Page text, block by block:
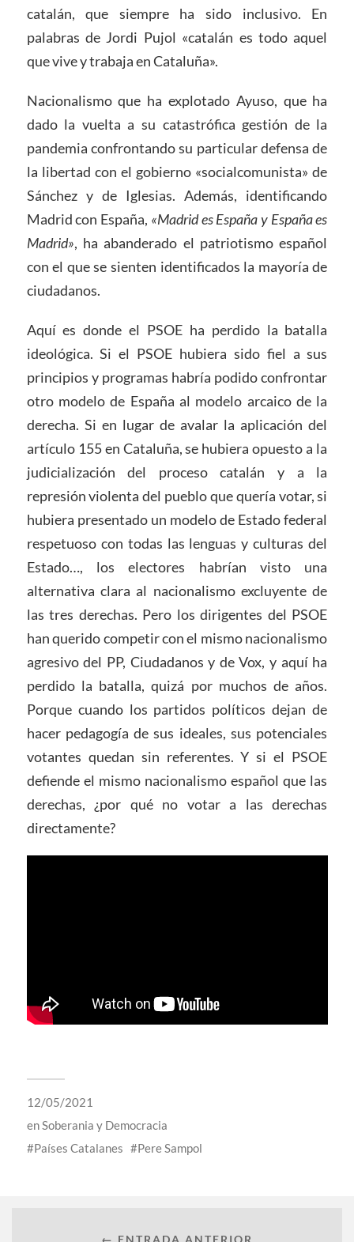
catalán, que siempre ha sido inclusivo. En
palabras de Jordi Pujol «catalán es todo aquel
que vive y trabaja en Cataluña».
Nacionalismo que ha explotado Ayuso, que ha
dado la vuelta a su catastrófica gestión de la
pandemia confrontando su particular defensa de
la libertad con el gobierno «socialcomunista» de
Sánchez y de Iglesias. Además, identificando
Madrid con España, «Madrid es España y España es
Madrid», ha abanderado el patriotismo español
con el que se sienten identificados la mayoría de
ciudadanos.
Aquí es donde el PSOE ha perdido la batalla
ideológica. Si el PSOE hubiera sido fiel a sus
principios y programas habría podido confrontar
otro modelo de España al modelo arcaico de la
derecha. Si en lugar de avalar la aplicación del
artículo 155 en Cataluña, se hubiera opuesto a la
judicialización del proceso catalán y a la
represión violenta del pueblo que quería votar, si
hubiera presentado un modelo de Estado federal
respetuoso con todas las lenguas y culturas del
Estado…, los electores habrían visto una
alternativa clara al nacionalismo excluyente de
las tres derechas. Pero los dirigentes del PSOE
han querido competir con el mismo nacionalismo
agresivo del PP, Ciudadanos y de Vox, y aquí ha
perdido la batalla, quizá por muchos de años.
Porque cuando los partidos políticos dejan de
hacer pedagogía de sus ideales, sus potenciales
votantes quedan sin referentes. Y si el PSOE
defiende el mismo nacionalismo español que las
derechas, ¿por qué no votar a las derechas
directamente?
12/05/2021
en Soberania y Democracia
Países Catalanes
Pere Sampol
← ENTRADA ANTERIOR